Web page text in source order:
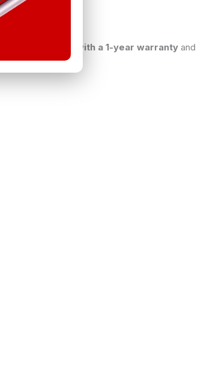
original products with a 1-year warranty and